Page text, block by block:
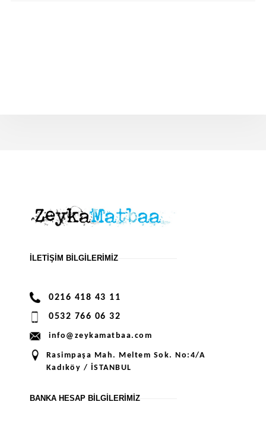
İLETIŞIM BILGILERIMIZ
0216 418 43 11
0532 766 06 32
info@zeykamatbaa.com
Rasimpaşa Mah. Meltem Sok. No:4/A
Kadıköy / İSTANBUL
BANKA HESAP BILGILERIMIZ